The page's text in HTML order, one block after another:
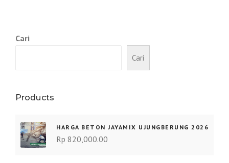
Cari
Cari
Products
HARGA BETON JAYAMIX UJUNGBERUNG 2026
Rp 820,000.00